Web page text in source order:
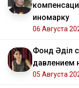
иномарку
06 Августа
Фонд Әділ
давлением
05 Августа